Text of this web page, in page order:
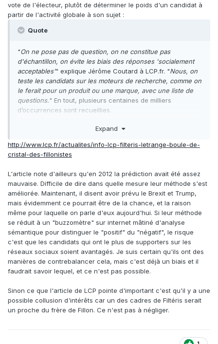
vote de l'électeur, plutôt de déterminer le poids d'un candidat à
partir de l'activité globale à son sujet :
Quote
"On ne pose pas de question, on ne constitue pas
d'échantillon, on évite les biais des réponses 'socialement
acceptables'" explique Jérôme Coutard à LCP.fr. "Nous, on
teste les candidats sur les moteurs de recherche, comme on
le ferait pour un produit ou une marque, avec une liste de
questions." En tout, plusieurs centaines de milliers
d’occurrences sont recueillies.
qui constitue notre secret industriel. À partir de
ces résultats, on calcule leur poids numérique
sentimentalité - en bien ou en mal ?Jérôme
Coutard, PDG de Filteris
Troisième et dernière étape, les algorithmes de Filteris
traduisent ces résultats en un score sur 100. C'est ce
score, selon Jérôme Coutard, qui permet de recouper les
résultats électoraux "si l'élection avait lieu le jour même". À
l'heure où le travail des instituts de sondage est largement
décrié, cette méthode alternative a de quoi éveiller la
curiosité..
Expand
http://www.lcp.fr/actualites/info-lcp-filteris-letrange-boule-de-
cristal-des-fillonistes
L'article note d'ailleurs qu'en 2012 la prédiction avait été assez
mauvaise. Difficile de dire dans quelle mesure leur méthode s'est
améliorée. Maintenant, il disent avoir prévu le Brexit et Trump,
mais évidemment ce pourrait être de la chance, et la raison
même pour laquelle on parle d'eux aujourd'hui. Si leur méthode
se réduit à un "buzzomètre" sur internet mâtiné d'analyse
sémantique pour distinguer le "positif" du "négatif", le risque
c'est que les candidats qui ont le plus de supporters sur les
réseaux sociaux soient avantagés. Je suis certain qu'ils ont des
manières de contrebalancer cela, mais c'est déjà un biais et il
faudrait savoir lequel, et ce n'est pas possible.
Sinon ce que l'article de LCP pointe d'important c'est qu'il y a une
possible collusion d'intérêts car un des cadres de Filtéris serait
un proche du frère de Fillon. Ce n'est pas à négliger.